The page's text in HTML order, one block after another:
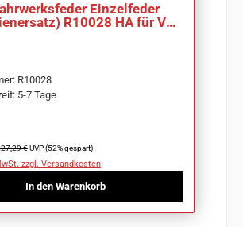
Einzelfeder
R10028 HA für VW
R10028
5-7 Tage
Preis:
€ UVP (52% gespart)
zzgl. Versandkosten
In den Warenkorb